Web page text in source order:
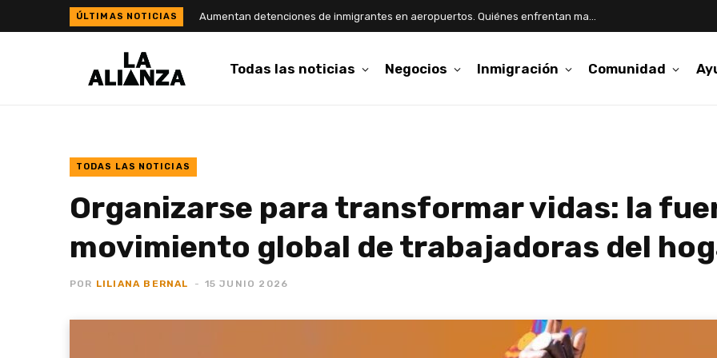
Todas las noticias Negocios Inmigración Comunidad
TODAS LAS NOTICIAS
Organizarse para transformar vidas: la
movimiento global de trabajadoras del
POR LILIANA BERNAL 15 JUNIO 2026